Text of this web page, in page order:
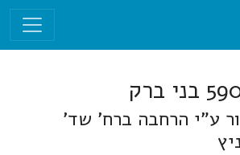
ע"י הרחבה ברח' שד'